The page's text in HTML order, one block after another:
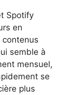
Spotify
en
semble à
mensuel,
se
plus